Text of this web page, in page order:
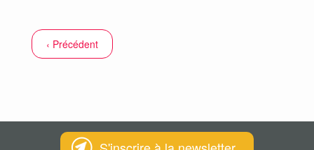
‹ Précédent